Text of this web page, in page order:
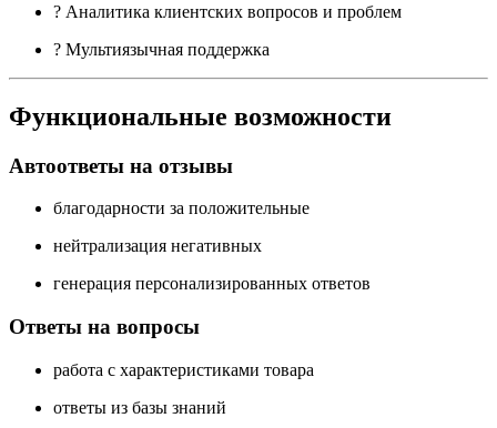
? Аналитика клиентских вопросов и проблем
? Мультиязычная поддержка
Функциональные возможности
Автоответы на отзывы
благодарности за положительные
нейтрализация негативных
генерация персонализированных ответов
Ответы на вопросы
работа с характеристиками товара
ответы из базы знаний